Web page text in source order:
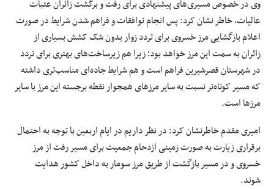
ویدر خصوصمسیری‌های پیشنهادی برای رفت و برگشت زائران عتبات
عالیات،خاطر نشانکرد: پس انجام توافقات و فراهم شدن شرایط در صورت
اعلام بازگشایی مرز خسروی برای تردد زوار بدون شک کشش بسیاری از
زائران به سمت اینمرزخواهد بود؛ زیرا هم زیرساخت‌های بهتری برای تردد
در شهرستان قصرشیرین فراهم است و هم شرایط جاده‌ای مناسب‌تری داشته
کهمسیرکوتاه‌تر نسبت به سایر مرزهای همجوار نقطه برجسته این مرز با سایر
مرزهااست.
امیری مقدم خاطرنشان کرد: در نظر داریم در ایام اربعین با توجه به احتمال
برقراری زیارت به صورت زمینی ازدحام جمعیت برایمسیررفت از مرز
خسروی و درمسیربازگشت از طریق مرزسوماربهداخل کشورهدایت
شوند.